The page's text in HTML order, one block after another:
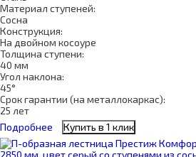
Материал ступеней:
Сосна
Конструкция:
На двойном косоуре
Толщина ступени:
40 мм
Угол наклона:
45°
Срок гарантии (на металлокаркас):
25 лет
Подробнее
Купить в 1 клик